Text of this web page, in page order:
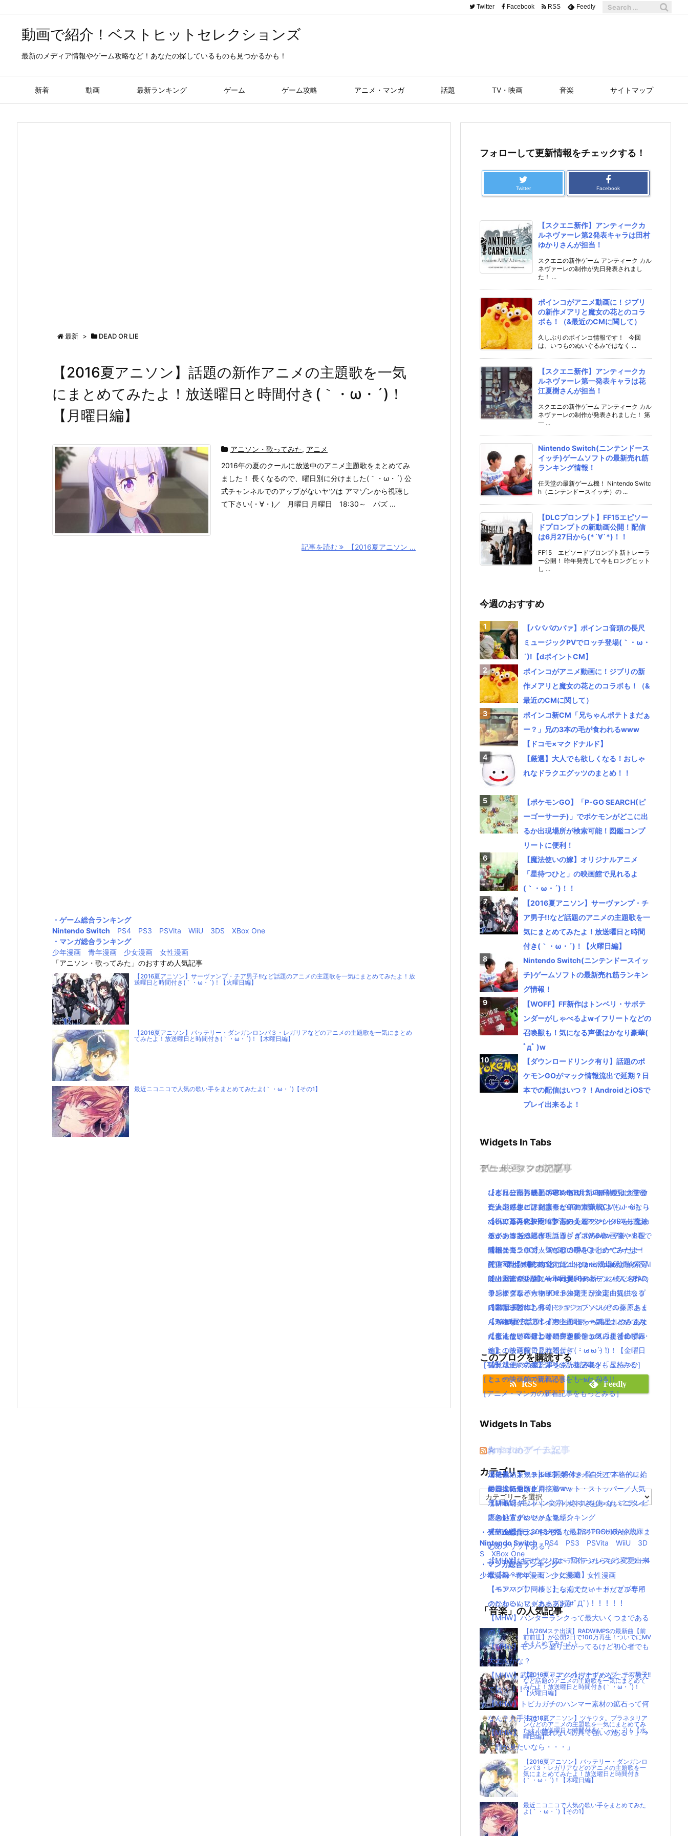
動画で紹介！ベストヒットセレクションズ
最新のメディア情報やゲーム攻略など！あなたの探しているものも見つかるかも！
新着 動画 最新ランキング ゲーム ゲーム攻略 アニメ・マンガ 話題 TV・映画 音楽 サイトマップ
Twitter Facebook RSS Feedly
最新 > DEAD OR LIE
【2016夏アニソン】話題の新作アニメの主題歌を一気
にまとめてみたよ！放送曜日と時間付き(｀・ω・´)！
【月曜日編】
アニソン・歌ってみた, アニメ
2016年の夏のクールに放送中のアニメ主題歌をまとめてみ
ました！ 長くなるので、曜日別に分けました(｀・ω・´) 公
式チャンネルでのアップがないヤツは アマゾンから視聴し
て下さい(・∀・)／ 月曜日 月曜日 18:30～ パズ ...
記事を読む 【2016夏アニソン ...
・ゲーム総合ランキング
Nintendo Switch
PS4 PS3 PSVita WiiU 3DS
XBox One
・マンガ総合ランキング
少年漫画
青年漫画 少女漫画
女性漫画
「アニソン・歌ってみた」のおすすめ人気記事
【2016夏アニソン】サーヴァンプ・チア男子!!など話題のアニメの主題歌を一気にまとめてみたよ！放
送曜日と時間付き(｀・ω・´)！【火曜日編】
【2016夏アニソン】バッテリー・ダンガンロンパ３・レガリアなどのアニメの主題歌を一気にまとめ
てみたよ！放送曜日と時間付き(｀・ω・´)！【木曜日編】
最近ニコニコで人気の歌い手をまとめてみたよ(｀・ω・´)【その1】
フォローして更新情報をチェックする！
Twitter Facebook
【スクエニ新作】アンティークカ
ルネヴァーレ第2発表キャラは田村
ゆかりさんが担当！
スクエニの新作ゲーム アンティーク カル
ネヴァーレの制作が先日発表されまし
た！ ...
ポインコがアニメ動画に！ジブリ
の新作メアリと魔女の花とのコラ
ボも！（&最近のCMに関して）
久しぶりのポインコ情報です！ 今回
は、いつものぬいぐるみではなく ...
【スクエニ新作】アンティークカ
ルネヴァーレ第一発表キャラは花
江夏樹さんが担当！
スクエニの新作ゲーム アンティーク カル
ネヴァーレの制作が発表されました！ 第
一 ...
Nintendo Switch(ニンテンドース
イッチ)ゲームソフトの最新売れ筋
ランキング情報！
任天堂の最新ゲーム機！ Nintendo Switc
h（ニンテンドースイッチ）の ...
【DLCプロンプト】FF15エピソー
ドプロンプトの新動画公開！配信
は6月27日から(*´∀`*)！！
FF15 エピソードプロンプト新トレーラ
ー公開！ 昨年発売して今もロングヒット
し ...
今週のおすすめ
【パパパのパァ】ポインコ音頭の長尺
ミュージックPVでロッチ登場(｀・ω・
´)!【dポイントCM】
ポインコがアニメ動画に！ジブリの新
作メアリと魔女の花とのコラボも！（&
最近のCMに関して）
ポインコ新CM「兄ちゃんポテトまだぁ
ー？」兄の3本の毛が食われるwww
【ドコモ×マクドナルド】
【厳選】大人でも欲しくなる！おしゃ
れなドラクエグッツのまとめ！！
【ポケモンGO】「P-GO SEARCH(ピ
ーゴーサーチ)」でポケモンがどこに出
るか出現場所が検索可能！図鑑コンプ
リートに便利！
【魔法使いの嫁】オリジナルアニメ
「星待つひと」の映画館で見れるよ
(｀・ω・´)！！
【2016夏アニソン】サーヴァンプ・チ
ア男子!!など話題のアニメの主題歌を一
気にまとめてみたよ！放送曜日と時間
付き(｀・ω・´)！【火曜日編】
Nintendo Switch(ニンテンドースイッ
チ)ゲームソフトの最新売れ筋ランキン
グ情報！
【WOFF】FF新作はトンベリ・サボテ
ンダーがしゃべるよwイフリートなどの
召喚獣も！気になる声優はかなり豪華(
ﾟдﾟ )w
【ダウンロードリンク有り】話題のポ
ケモンGOがマック情報流出で延期？日
本での配信はいつ？！AndroidとiOSで
プレイ出来るよ！
Widgets In Tabs
TV・映画
【うれしかろー】ポインコ8月新CM今度は大量の
ヒナポインコ！堤真一と弟のコラボCMも！今なら
ぬいぐるみストラップもらえる！
ポインコ各地に出現！うさぎポインコ画像や出現
情報・コラボグッツなどの噂をまとめてみたよ！
【実写化】鋼の錬金術師エドワードエルリック役
は山田涼介！他にも本田翼、ディーン・フジオ
カ、松雪泰子らキャスト決定！
【動画まとめ】月9ドラマ”ラブソング”の藤原さく
らが逸材( ﾟдﾟ )イイ声！！
【魔法使いの嫁】オリジナルアニメ「星待つひ
と」の映画館で見れるよ(｀・ω・´)！！
［TV・映画の新着記事をもっとみる］
ゲーム・スマホアプリ
レビュー高評価！DARK SOULS IIIが熱い！！アク
ション好きにはたまらない要素満載(｀・ω・´)
ついに発売PSVR！遊べるビックタイトルをまとめ
たよ！
【ポケモンGO】「P-GO SEARCH(ピーゴーサー
チ)」でポケモンがどこに出るか出現場所が検索可
能！図鑑コンプリートに便利！
キングダムハーツHD2.8の発売日決定！気になる
内容は？新作も有り！
【Twitterで話題】「ひとりぼっち惑星」のみんな
に伝えたい！せつない声を受信してみたよ(´・ω・
｀)
［ゲーム・スマホアプリの新着記事をもっとみる］
アニメ・マンガの記事
【本日公開】映画「君の名は。」初日に見に行っ
た人の感想・評判は？
【祝アニメ化決定！】あの美麗ファンタジー”魔法
使いの嫁”全3部作！コミックス第6巻・7巻・8巻で
同梱発売
配信×劇場の新プロジェクトplanetarian始動！「AI
R」「CLANNAD」「Angel Beats!」に続く名作の
予感！
【2016夏アニソン】ジョジョ・べルセルク・あま
んちゅなどのアニメの主題歌を一気にまとめてみ
たよ！放送曜日と時間付き(｀・ω・´)！【金曜日
編】
【魔法使いの嫁】オリジナルアニメ「星待つひ
と」の映画館で見れるよ(｀・ω・´)！！
［アニメ・マンガの新着記事をもっとみる］
ミュージックの記事
ひとりぼっち惑星のBGMがサウンドトラックで発
売決定！生ピアノ演奏がCDで聴けるよ(｀・ω・´)
【600万再生】岡崎体育のミュージックPVあるあ
るがあるある過ぎと話題( ﾟдﾟ )wwww
最近ニコニコで人気の歌い手をまとめてみたよ
(｀・ω・´)【その1】
【Mステで話題】Aimer(エメ)の新アルバム！RAD,
ワンオクなど大物アーティストが全楽曲提供＆プ
ロデュース！
【2016夏アニソン】ジョジョ・べルセルク・あま
んちゅなどのアニメの主題歌を一気にまとめてみ
たよ！放送曜日と時間付き(｀・ω・´)！【金曜日
編】
［ミュージックの新着記事をもっとみる］
このブログを購読する
RSS Feedly
Widgets In Tabs
おすすめゲーム記事
【モンハンワールド】キャラメイクとフィールド
の顔違い過ぎ(;´Д｀)www
【MHW】モンハン文字小さすぎじゃない？テレビ
大きい方がいいかな？
【MHW】モンハンやるならPS4PROの方がいい
の？メリットある？
【MHW】キャラクリは一回作ったらもう変更出来
ないの？
【モンハンワールド】なんでフィードだとブサイ
クになるんじゃああああ(#ﾟДﾟ)！！！！！
【MHW】ハンターランクって最大いくつまである
の？
【MHW】モンハン盛り上がってるけど初心者でも
大丈夫かな？
【MHW】武器：チャアクのおすすめなところ教え
て|д･) ！！！！
【MHW】トビカガチのハンマー素材の鉱石って何
なん？入手法は？
【MHW】「顔が隠れない防具で強いのある？」→
「顔が見たいなら・・・」
Amazonアイテム
水耕栽培キット|LED照明付き！自宅で本格的に始
める人気セット
水耕栽培キット｜ペットボトルを使ったミニタイ
プのおすすめセットを紹介
東芝冷蔵庫｜2018年版！最新のTOSHIBA冷蔵庫ま
とめ
おしゃれなデザインのペアステンレスタンブラー4
選【親へのプレゼントに最適】
【ペアマグ】同棲したら揃えたい！カップル専用
のかわいいマグカップ5選
☆
ニンテンドースイッチ 本体 一覧
使い捨てマスク
☆
消化器／人気ランキング
耐震・転倒防止用接着マット・ストッパー／人気
ランキング
応急処置グッツ／人気ランキング
☆
カテゴリー
テ
・ゲーム総合ランキング
Nintendo Switch
PS4 PS3 PSVita WiiU
3D
S
XBox One
・マンガ総合ランキング
少年漫画
青年漫画 少女漫画 女性漫画
「音楽」の人気記事
【8/26Mステ出演】RADWIMPSの最新曲【前
前前世】が公開2日で100万再生！ついでにMV
をまとめてみたよ！
【2016夏アニソン】サーヴァンプ・チア男子!!
など話題のアニメの主題歌を一気にまとめて
みたよ！放送曜日と時間付き(｀・ω・´)！
【火曜日編】
【2016夏アニソン】ツキウタ。プラネタリア
ンなどのアニメの主題歌を一気にまとめてみ
たよ！放送曜日と時間付き(｀・ω・´)！【水
曜日編】
【2016夏アニソン】バッテリー・ダンガンロ
ンパ３・レガリアなどのアニメの主題歌を一
気にまとめてみたよ！放送曜日と時間付き
(｀・ω・´)！【木曜日編】
最近ニコニコで人気の歌い手をまとめてみた
よ(｀・ω・´)【その1】